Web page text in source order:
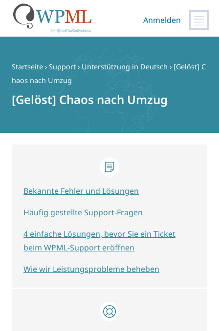
springen
Anmelden
Startseite › Support › Unterstützung in Deutsch › [Gelöst] C
haos nach Umzug
[Gelöst] Chaos nach Umzug
Bekannte Fehler und Lösungen
Häufig gestellte Support-Fragen
4 einfache Lösungen, bevor Sie ein Ticket
beim WPML-Support eröffnen
Wie wir Leistungsprobleme beheben